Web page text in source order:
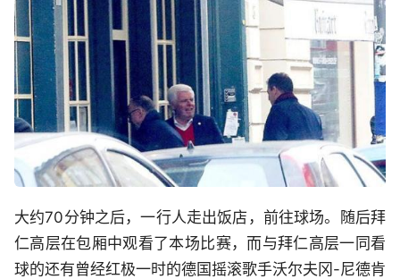
大约70分钟之后，一行人走出饭店，前往球场。随后拜
仁高层在包厢中观看了本场比赛，而与拜仁高层一同看
球的还有曾经红极一时的德国摇滚歌手沃尔夫冈-尼德肯